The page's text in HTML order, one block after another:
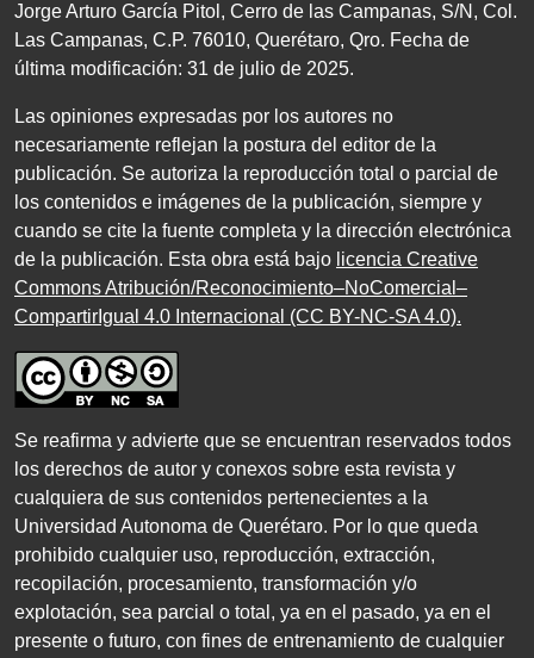
Jorge Arturo García Pitol, Cerro de las Campanas, S/N , Col.
Las Campanas, C.P. 76010, Querétaro, Qro. Fecha de
última modificación: 31 de julio de 2025.
Las opiniones expresadas por los autores no
necesariamente reflejan la postura del editor de la
publicación. Se autoriza la reproducción total o parcial de
los contenidos e imágenes de la publicación, siempre y
cuando se cite la fuente completa y la dirección electrónica
de la publicación. Esta obra está bajo licencia Creative
Commons Atribución/Reconocimiento–NoComercial–
CompartirIgual 4.0 Internacional (CC BY-NC-SA 4.0).
Se reafirma y advierte que se encuentran reservados todos
los derechos de autor y conexos sobre esta revista y
cualquiera de sus contenidos pertenecientes a la
Universidad Autonoma de Querétaro. Por lo que queda
prohibido cualquier uso, reproducción, extracción,
recopilación, procesamiento, transformación y/o
explotación, sea parcial o total, ya en el pasado, ya en el
presente o futuro, con fines de entrenamiento de cualquier